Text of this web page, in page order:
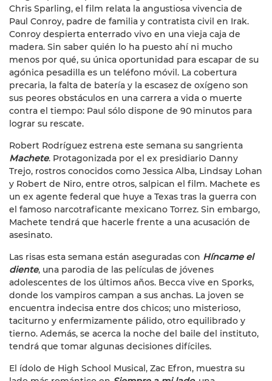
Chris Sparling, el film relata la angustiosa vivencia de
Paul Conroy, padre de familia y contratista civil en Irak.
Conroy despierta enterrado vivo en una vieja caja de
madera. Sin saber quién lo ha puesto ahí ni mucho
menos por qué, su única oportunidad para escapar de su
agónica pesadilla es un teléfono móvil. La cobertura
precaria, la falta de batería y la escasez de oxígeno son
sus peores obstáculos en una carrera a vida o muerte
contra el tiempo: Paul sólo dispone de 90 minutos para
lograr su rescate.
Robert Rodríguez estrena este semana su sangrienta
Machete. Protagonizada por el ex presidiario Danny
Trejo, rostros conocidos como Jessica Alba, Lindsay Lohan
y Robert de Niro, entre otros, salpican el film. Machete es
un ex agente federal que huye a Texas tras la guerra con
el famoso narcotraficante mexicano Torrez. Sin embargo,
Machete tendrá que hacerle frente a una acusación de
asesinato.
Las risas esta semana están aseguradas con Híncame el
diente, una parodia de las películas de jóvenes
adolescentes de los últimos años. Becca vive en Sporks,
donde los vampiros campan a sus anchas. La joven se
encuentra indecisa entre dos chicos; uno misterioso,
taciturno y enfermizamente pálido, otro equilibrado y
tierno. Además, se acerca la noche del baile del instituto,
tendrá que tomar algunas decisiones difíciles.
El ídolo de High School Musical, Zac Efron, muestra su